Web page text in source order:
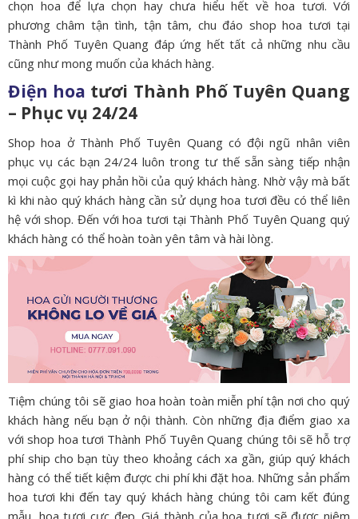
chọn hoa để lựa chọn hay chưa hiểu hết về hoa tươi. Với
phương châm tận tình, tận tâm, chu đáo shop hoa tươi tại
Thành Phố Tuyên Quang đáp ứng hết tất cả những nhu cầu
cũng như mong muốn của khách hàng.
Điện hoa tươi Thành Phố Tuyên Quang
– Phục vụ 24/24
Shop hoa ở Thành Phố Tuyên Quang có đội ngũ nhân viên
phục vụ các bạn 24/24 luôn trong tư thế sẵn sàng tiếp nhận
mọi cuộc gọi hay phản hồi của quý khách hàng. Nhờ vậy mà bất
kì khi nào quý khách hàng cần sử dụng hoa tươi đều có thể liên
hệ với shop. Đến với hoa tươi tại Thành Phố Tuyên Quang quý
khách hàng có thể hoàn toàn yên tâm và hài lòng.
Tiệm chúng tôi sẽ giao hoa hoàn toàn miễn phí tận nơi cho quý
khách hàng nếu bạn ở nội thành. Còn những địa điểm giao xa
với shop hoa tươi Thành Phố Tuyên Quang chúng tôi sẽ hỗ trợ
phí ship cho bạn tùy theo khoảng cách xa gần, giúp quý khách
hàng có thể tiết kiệm được chi phí khi đặt hoa. Những sản phẩm
hoa tươi khi đến tay quý khách hàng chúng tôi cam kết đúng
mẫu, hoa tươi cực đẹp. Giá thành của hoa tươi sẽ được niêm